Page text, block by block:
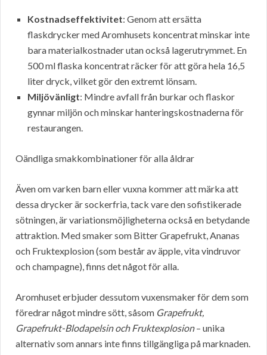
Kostnadseffektivitet: Genom att ersätta
flaskdrycker med Aromhusets koncentrat minskar inte
bara materialkostnader utan också lagerutrymmet. En
500 ml flaska koncentrat räcker för att göra hela 16,5
liter dryck, vilket gör den extremt lönsam.
Miljövänligt: Mindre avfall från burkar och flaskor
gynnar miljön och minskar hanteringskostnaderna för
restaurangen.
Oändliga smakkombinationer för alla åldrar
Även om varken barn eller vuxna kommer att märka att
dessa drycker är sockerfria, tack vare den sofistikerade
sötningen, är variationsmöjligheterna också en betydande
attraktion. Med smaker som Bitter Grapefrukt, Ananas
och Fruktexplosion (som består av äpple, vita vindruvor
och champagne), finns det något för alla.
Aromhuset erbjuder dessutom vuxensmaker för dem som
föredrar något mindre sött, såsom Grapefrukt,
Grapefrukt-Blodapelsin och Fruktexplosion– unika
alternativ som annars inte finns tillgängliga på marknaden.